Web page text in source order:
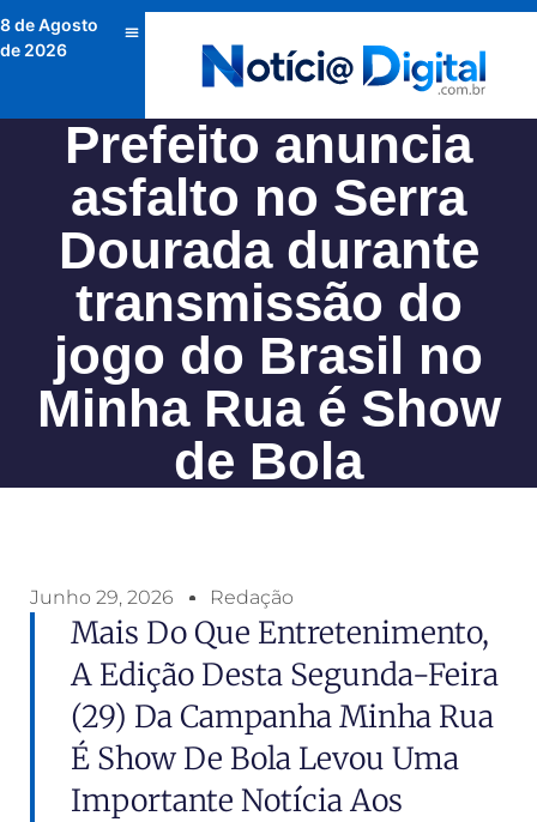
8 de Agosto
de 2026
Prefeito anuncia
asfalto no Serra
Dourada durante
transmissão do
jogo do Brasil no
Minha Rua é Show
de Bola
Junho 29, 2026 Redação
Mais Do Que Entretenimento,
A Edição Desta Segunda-Feira
(29) Da Campanha Minha Rua
É Show De Bola Levou Uma
Importante Notícia Aos